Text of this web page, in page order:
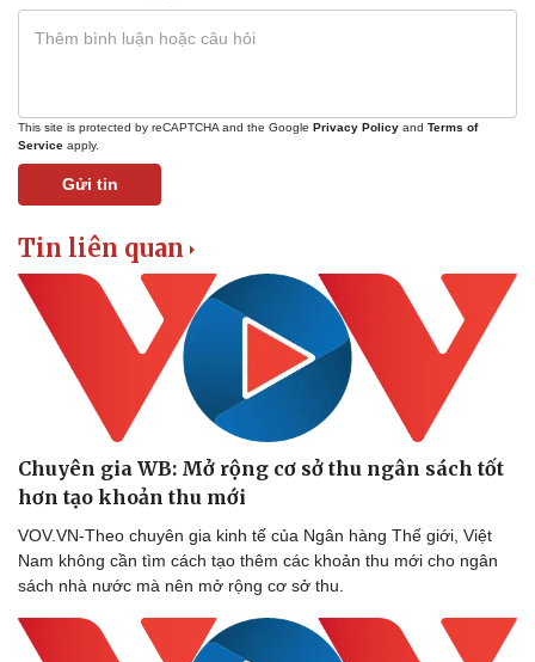
Kinh tế
Tỷ giá
This site is protected by reCAPTCHA and the Google Privacy Policy and Terms of
Service apply.
Gửi tin
Tin liên quan
Chuyên gia WB: Mở rộng cơ sở thu ngân sách tốt
hơn tạo khoản thu mới
VOV.VN-Theo chuyên gia kinh tế của Ngân hàng Thế giới, Việt
Nam không cần tìm cách tạo thêm các khoản thu mới cho ngân
sách nhà nước mà nên mở rộng cơ sở thu.